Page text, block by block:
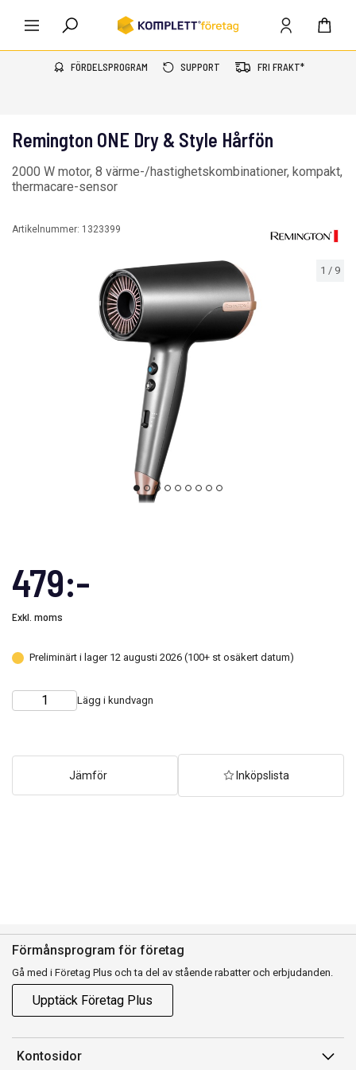
FÖRDELSPROGRAM SUPPORT FRI FRAKT*
1 / 9
Remington ONE Dry & Style Hårfön
2000 W motor, 8 värme-/hastighetskombinationer, kompakt,
thermacare-sensor
Artikelnummer: 1323399
479:-
Exkl. moms
Preliminärt i lager 12 augusti 2026 (100+ st osäkert datum)
Choose
Quantity Lägg i kundvagn
Jämför Inköpslista
Förmånsprogram för företag
Gå med i Företag Plus och ta del av stående rabatter och erbjudanden.
Upptäck Företag Plus
Kontosidor